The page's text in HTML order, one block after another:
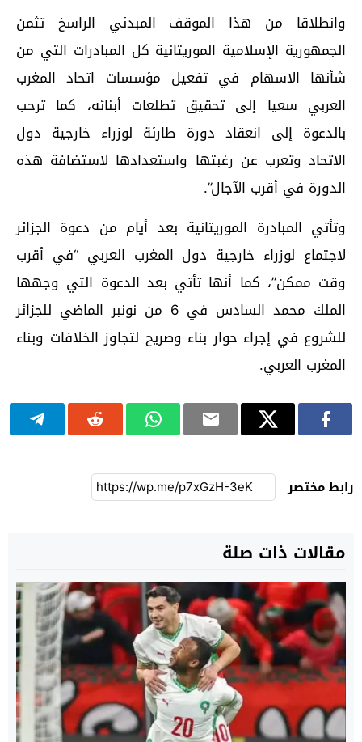
وانطلاقا من هذا الموقف المبدئي الراسخ تثمن
الجمهورية الإسلامية الموريتانية كل المبادرات التي من
شأنها الاسهام في تفعيل مؤسسات اتحاد المغرب
العربي سعيا إلى تحقيق تطلعات أبنائه، كما ترحب
بالدعوة إلى انعقاد دورة طارئة لوزراء خارجية دول
الاتحاد وتعرب عن رغبتها واستعدادها لاستضافة هذه
الدورة في أقرب الآجال”.
وتأتي المبادرة الموريتانية بعد أيام من دعوة الجزائر
لاجتماع لوزراء خارجية دول المغرب العربي “في أقرب
وقت ممكن”، كما أنها تأتي بعد الدعوة التي وجهها
الملك محمد السادس في 6 من نونبر الماضي للجزائر
للشروع في إجراء حوار بناء وصريح لتجاوز الخلافات وبناء
المغرب العربي.
رابط مختصر
مقالات ذات صلة